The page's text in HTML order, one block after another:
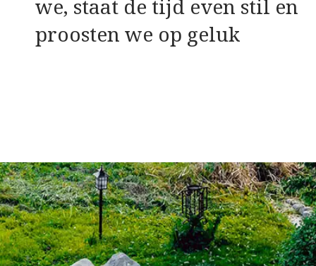
we, staat de tijd even stil en
proosten we op geluk